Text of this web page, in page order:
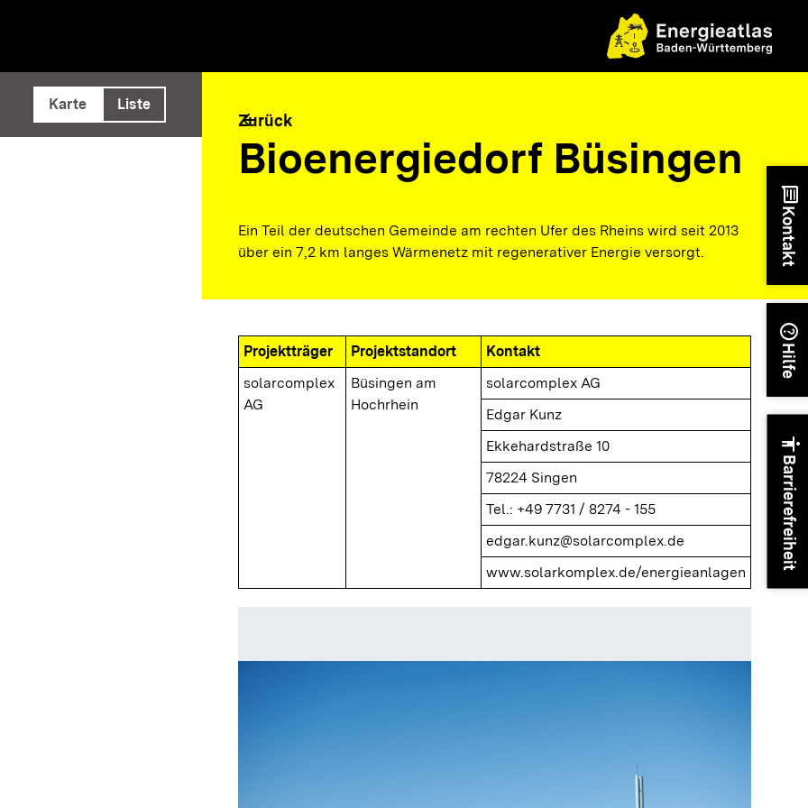
ausführen
Karte Liste
arrow_back
Zurück
Bioenergiedorf Büsingen
Ein Teil der deutschen Gemeinde am rechten Ufer des Rheins wird seit 2013
über ein 7,2 km langes Wärmenetz mit regenerativer Energie versorgt.
Projektträger Projektstandort
Kontakt
solarcomplex
AG
Büsingen am
Hochrhein
solarcomplex AG
Edgar Kunz
Ekkehardstraße 10
78224 Singen
Tel.: +49 7731 / 8274 - 155
edgar.kunz@solarcomplex.de
www.solarkomplex.de/energieanlagen
chat
Kontakt
help
Hilfe
accessibility
Barrierefreiheit